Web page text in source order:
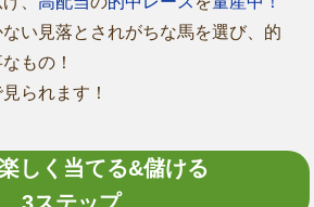
い見落とされがちな馬を選び、的
もの！
られます！
しく当てる&儲ける